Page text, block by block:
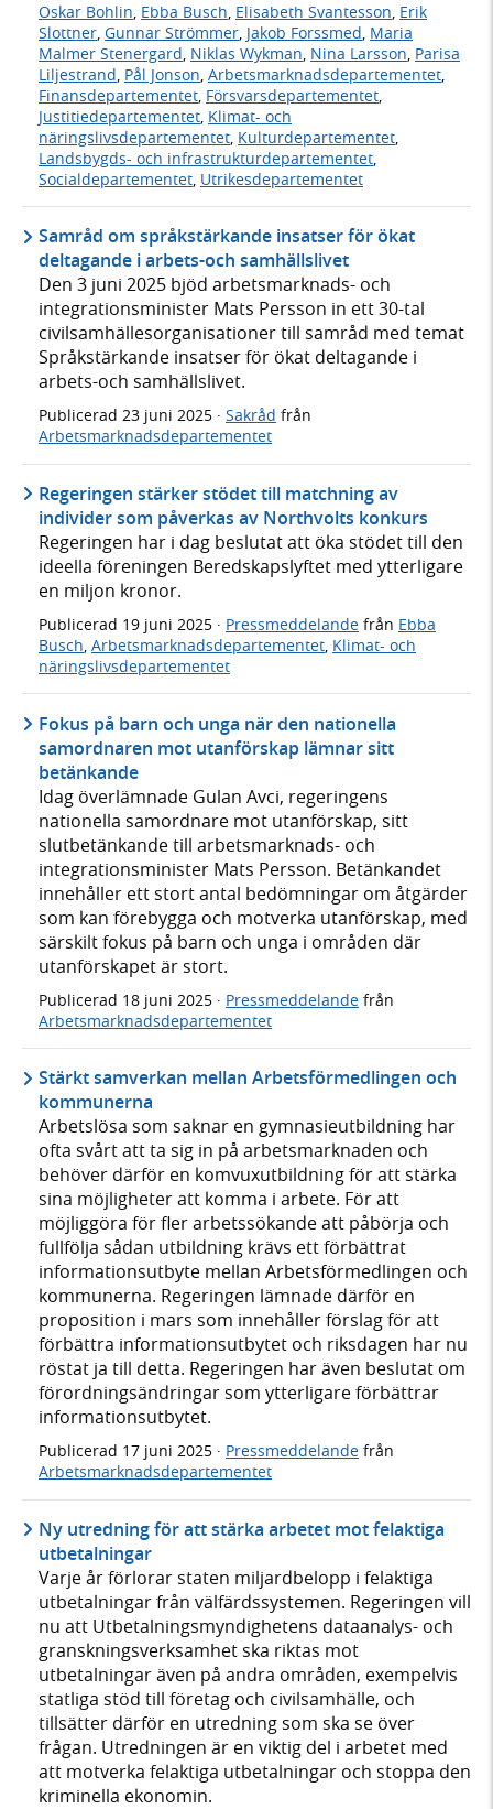
Oskar Bohlin Ebba Busch Elisabeth Svantesson Erik
Slottner Gunnar Strömmer Jakob Forssmed Maria
Malmer Stenergard Niklas Wykman Nina Larsson Parisa
Liljestrand Pål Jonson Arbetsmarknadsdepartementet
Finansdepartementet Försvarsdepartementet
Justitiedepartementet Klimat- och
näringslivsdepartementet Kulturdepartementet
Landsbygds- och infrastrukturdepartementet
Socialdepartementet Utrikesdepartementet
Samråd om språkstärkande insatser för ökat
deltagande i arbets-och samhällslivet
Den 3 juni 2025 bjöd arbetsmarknads- och
integrationsminister Mats Persson in ett 30-tal
civilsamhällesorganisationer till samråd med temat
Språkstärkande insatser för ökat deltagande i
arbets-och samhällslivet.
Publicerad 23 juni 2025 · Sakråd från
Arbetsmarknadsdepartementet
Regeringen stärker stödet till matchning av
individer som påverkas av Northvolts konkurs
Regeringen har i dag beslutat att öka stödet till den
ideella föreningen Beredskapslyftet med ytterligare
en miljon kronor.
Publicerad 19 juni 2025 · Pressmeddelande från Ebba
Busch, Arbetsmarknadsdepartementet, Klimat- och
näringslivsdepartementet
Fokus på barn och unga när den nationella
samordnaren mot utanförskap lämnar sitt
betänkande
Idag överlämnade Gulan Avci, regeringens
nationella samordnare mot utanförskap, sitt
slutbetänkande till arbetsmarknads- och
integrationsminister Mats Persson. Betänkandet
innehåller ett stort antal bedömningar om åtgärder
som kan förebygga och motverka utanförskap, med
särskilt fokus på barn och unga i områden där
utanförskapet är stort.
Publicerad 18 juni 2025 · Pressmeddelande från
Arbetsmarknadsdepartementet
Stärkt samverkan mellan Arbetsförmedlingen och
kommunerna
Arbetslösa som saknar en gymnasieutbildning har
ofta svårt att ta sig in på arbetsmarknaden och
behöver därför en komvuxutbildning för att stärka
sina möjligheter att komma i arbete. För att
möjliggöra för fler arbetssökande att påbörja och
fullfölja sådan utbildning krävs ett förbättrat
informationsutbyte mellan Arbetsförmedlingen och
kommunerna. Regeringen lämnade därför en
proposition i mars som innehåller förslag för att
förbättra informationsutbytet och riksdagen har nu
röstat ja till detta. Regeringen har även beslutat om
förordningsändringar som ytterligare förbättrar
informationsutbytet.
Publicerad 17 juni 2025 · Pressmeddelande från
Arbetsmarknadsdepartementet
Ny utredning för att stärka arbetet mot felaktiga
utbetalningar
Varje år förlorar staten miljardbelopp i felaktiga
utbetalningar från välfärdssystemen. Regeringen vill
nu att Utbetalningsmyndighetens dataanalys- och
granskningsverksamhet ska riktas mot
utbetalningar även på andra områden, exempelvis
statliga stöd till företag och civilsamhälle, och
tillsätter därför en utredning som ska se över
frågan. Utredningen är en viktig del i arbetet med
att motverka felaktiga utbetalningar och stoppa den
kriminella ekonomin.